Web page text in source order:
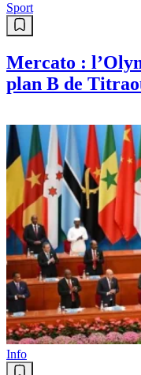
Sport
Mercato :
plan B de
Info